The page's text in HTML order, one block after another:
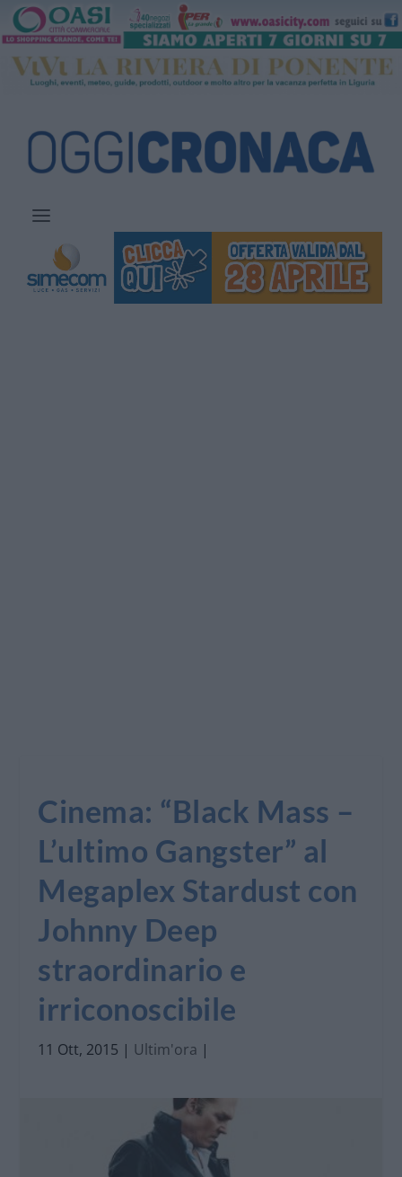
Cinema: “Black Mass –
L’ultimo Gangster” al
Megaplex Stardust con
Johnny Deep
straordinario e
irriconoscibile
11 Ott, 2015 | Ultim'ora |